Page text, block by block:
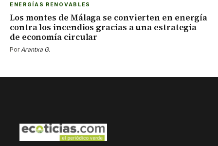
ENERGÍAS RENOVABLES
Los montes de Málaga se convierten en energía
contra los incendios gracias a una estrategia
de economía circular
PorArantxa G.